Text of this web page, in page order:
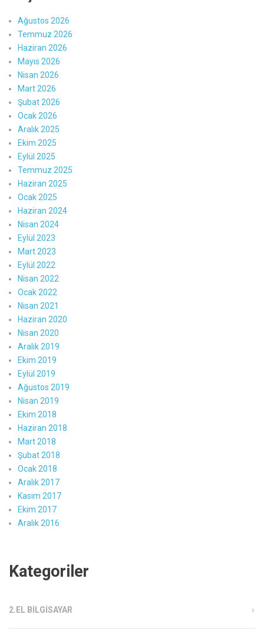
Ağustos 2026
Temmuz 2026
Haziran 2026
Mayıs 2026
Nisan 2026
Mart 2026
Şubat 2026
Ocak 2026
Aralık 2025
Ekim 2025
Eylül 2025
Temmuz 2025
Haziran 2025
Ocak 2025
Haziran 2024
Nisan 2024
Eylül 2023
Mart 2023
Eylül 2022
Nisan 2022
Ocak 2022
Nisan 2021
Haziran 2020
Nisan 2020
Aralık 2019
Ekim 2019
Eylül 2019
Ağustos 2019
Nisan 2019
Ekim 2018
Haziran 2018
Mart 2018
Şubat 2018
Ocak 2018
Aralık 2017
Kasım 2017
Ekim 2017
Aralık 2016
Kategoriler
2.EL BILGISAYAR